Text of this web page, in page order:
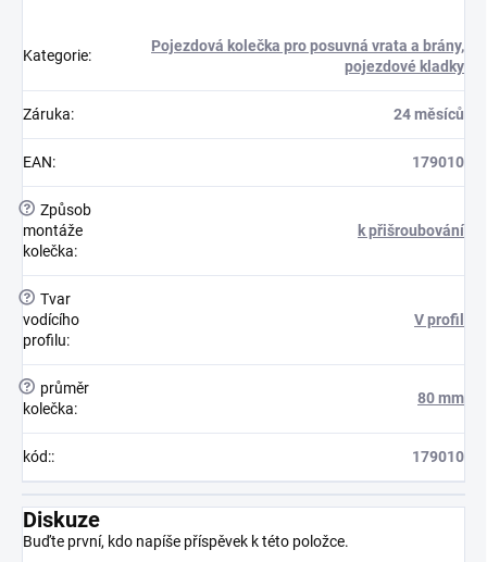
Kategorie:
Pojezdová kolečka pro posuvná vrata a brány,
pojezdové kladky
Záruka: 24 měsíců
EAN: 179010
? Způsob
montáže
kolečka:
k přišroubování
? Tvar
vodícího
profilu:
V profil
?
průměr
kolečka:
80 mm
kód:: 179010
Diskuze
Buďte první, kdo napíše příspěvek k této položce.